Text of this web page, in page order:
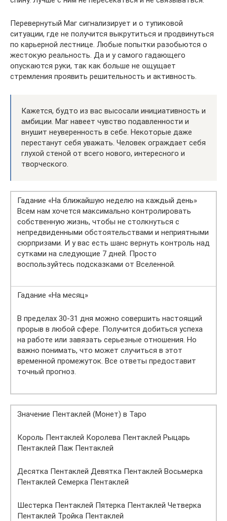
Перевернутый Маг сигнализирует и о тупиковой
ситуации, где не получится выкрутиться и продвинуться
по карьерной лестнице. Любые попытки разобьются о
жестокую реальность. Да и у самого гадающего
опускаются руки, так как больше не ощущает
стремления проявить решительность и активность.
Кажется, будто из вас высосали инициативность и
амбиции. Маг навеет чувство подавленности и
внушит неуверенность в себе. Некоторые даже
перестанут себя уважать. Человек ограждает себя
глухой стеной от всего нового, интересного и
творческого.
Гадание «На ближайшую неделю на каждый день»
Всем нам хочется максимально контролировать
собственную жизнь, чтобы не столкнуться с
непредвиденными обстоятельствами и неприятными
сюрпризами. И у вас есть шанс вернуть контроль над
сутками на следующие 7 дней. Просто
воспользуйтесь подсказками от Вселенной.
Гадание «На месяц»
В пределах 30-31 дня можно совершить настоящий
прорыв в любой сфере. Получится добиться успеха
на работе или завязать серьезные отношения. Но
важно понимать, что может случиться в этот
временной промежуток. Все ответы предоставит
точный прогноз.
Значение Пентаклей (Монет) в Таро
Король Пентаклей Королева Пентаклей Рыцарь
Пентаклей Паж Пентаклей
Десятка Пентаклей Девятка Пентаклей Восьмерка
Пентаклей Семерка Пентаклей
Шестерка Пентаклей Пятерка Пентаклей Четверка
Пентаклей Тройка Пентаклей